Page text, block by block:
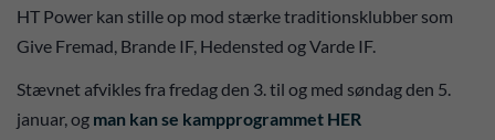
HT Power kan stille op mod stærke traditionsklubber som
Give Fremad, Brande IF, Hedensted og Varde IF.
Stævnet afvikles fra fredag den 3. til og med søndag den 5.
januar, og man kan se kampprogrammet HER